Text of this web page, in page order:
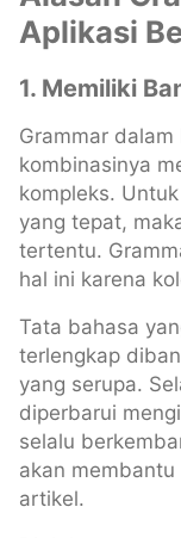
Aplikasi
1. Memiliki
Grammar
kombinasinya
kompleks.
yang tepat,
tertentu.
hal ini karena
Tata bahasa
terlengkap
yang serupa.
diperbarui
selalu
akan
artikel.